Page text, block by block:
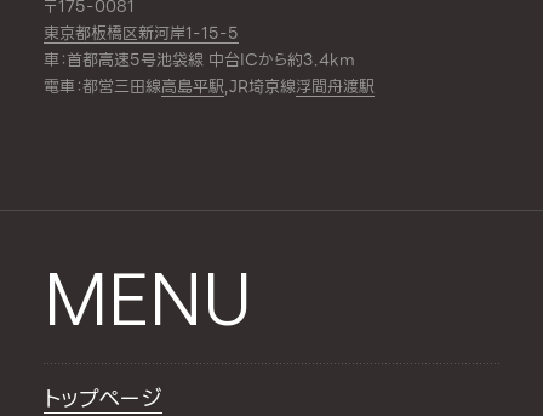
〒175-0081
東京都板橋区新河岸1-15-5
車：首都高速5号池袋線 中台ICから約3.4km
電車：都営三田線高島平駅,JR埼京線浮間舟渡駅
MENU
トップページ